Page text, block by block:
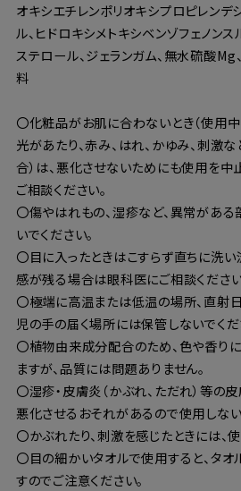
オキシエチレンポリオキシプロピレンデ
ル、ヒドロキシメトキシベンゾフェノンス
ステロール、ジェランガム、無水硫酸Mg
料
〇化粧品がお肌に合わないとき（使用
光があたり、赤み、はれ、かゆみ、刺激
合）は、悪化させないためにも使用を
ご相談ください。
〇傷やはれもの、湿疹など、異常があ
いでください。
〇目に入ったときはこすらず直ちに洗い
感が残る場合は眼科医にご相談ください
〇極端に高温または低温の場所、直射
児の手の届く場所には保管しないでくだ
〇植物由来成分配合のため、色や香り
ますが、品質には問題ありません。
〇湿疹・皮膚炎（かぶれ、ただれ）等の
悪化させるおそれがあるので使用しない
〇かぶれたり、刺激を感じたときには、
〇目の細かいタオルで使用すると、タオ
すのでご注意ください。